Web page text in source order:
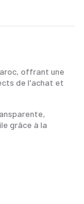
offrant une
de l'achat et
grâce à la